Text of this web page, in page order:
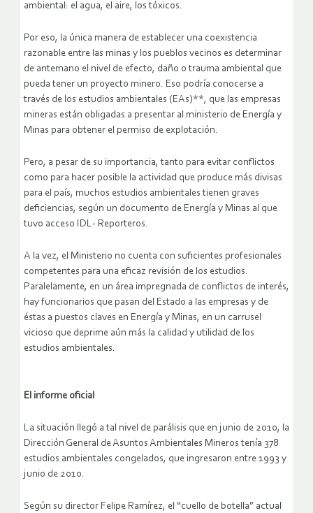
ambiental: el agua, el aire, los tóxicos.
Por eso, la única manera de establecer una coexistencia
razonable entre las minas y los pueblos vecinos es determinar
de antemano el nivel de efecto, daño o trauma ambiental que
pueda tener un proyecto minero. Eso podría conocerse a
través de los estudios ambientales (EAs)**, que las empresas
mineras están obligadas a presentar al ministerio de Energía y
Minas para obtener el permiso de explotación.
Pero, a pesar de su importancia, tanto para evitar conflictos
como para hacer posible la actividad que produce más divisas
para el país, muchos estudios ambientales tienen graves
deficiencias, según un documento de Energía y Minas al que
tuvo acceso IDL- Reporteros.
A la vez, el Ministerio no cuenta con suficientes profesionales
competentes para una eficaz revisión de los estudios.
Paralelamente, en un área impregnada de conflictos de interés,
hay funcionarios que pasan del Estado a las empresas y de
éstas a puestos claves en Energía y Minas, en un carrusel
vicioso que deprime aún más la calidad y utilidad de los
estudios ambientales.
El informe oficial
La situación llegó a tal nivel de parálisis que en junio de 2010, la
Dirección General de Asuntos Ambientales Mineros tenía 378
estudios ambientales congelados, que ingresaron entre 1993 y
junio de 2010.
Según su director Felipe Ramírez, el “cuello de botella” actual